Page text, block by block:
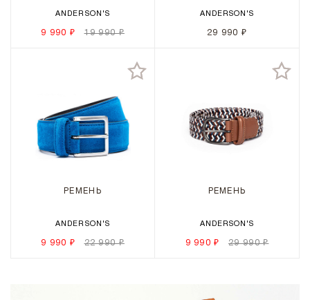
ANDERSON'S
9 990 ₽ 19 990 ₽
ANDERSON'S
29 990 ₽
РЕМЕНЬ
ANDERSON'S
9 990 ₽ 22 990 ₽
РЕМЕНЬ
ANDERSON'S
9 990 ₽ 29 990 ₽